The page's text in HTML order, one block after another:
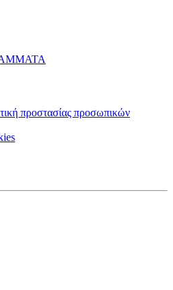
προστασίας προσωπικών